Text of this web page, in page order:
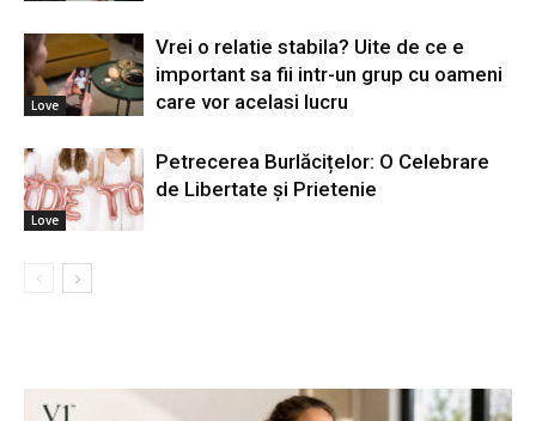
Love
Vrei o relatie stabila? Uite de ce e
important sa fii intr-un grup cu oameni
care vor acelasi lucru
Love
Petrecerea Burlăcițelor: O Celebrare
de Libertate și Prietenie